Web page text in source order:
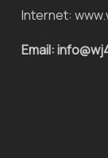
Internet:
Email: